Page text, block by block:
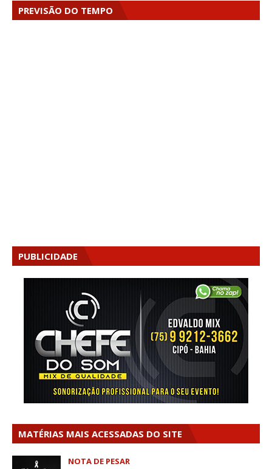
PREVISÃO DO TEMPO
PUBLICIDADE
MATÉRIAS MAIS ACESSADAS DO SITE
NOTA DE PESAR